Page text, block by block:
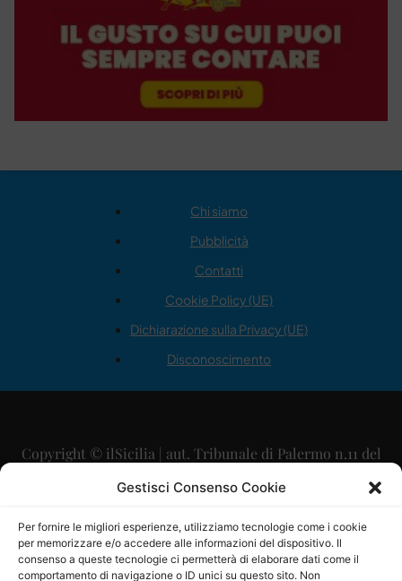
Gestisci Consenso Cookie
Per fornire le migliori esperienze, utilizziamo tecnologie come i cookie
per memorizzare e/o accedere alle informazioni del dispositivo. Il
consenso a queste tecnologie ci permetterà di elaborare dati come il
comportamento di navigazione o ID unici su questo sito. Non
Chi siamo
Pubblicità
Contatti
Cookie Policy (UE)
Dichiarazione sulla Privacy (UE)
Disconoscimento
Copyright © ilSicilia | aut. Tribunale di Palermo n.11 del
29/09/2015
Direttore Editoriale: Maurizio Scaglione